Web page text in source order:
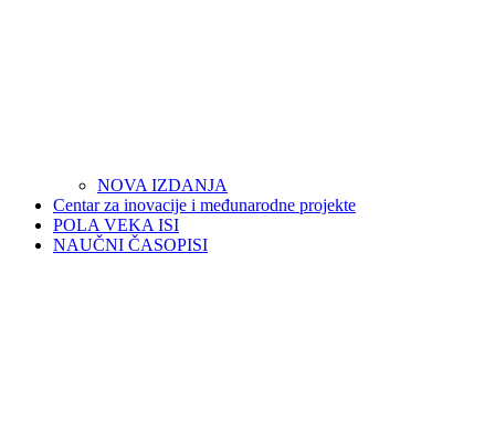
NOVA IZDANJA
Centar za inovacije i međunarodne projekte
POLA VEKA ISI
NAUČNI ČASOPISI